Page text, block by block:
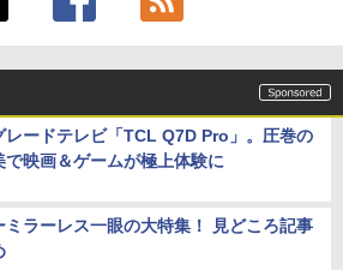
レードテレビ「TCL Q7D Pro」。圧巻の
で映画＆ゲームが極上体験に
ミラーレス一眼の大特集！ 見どころ記事